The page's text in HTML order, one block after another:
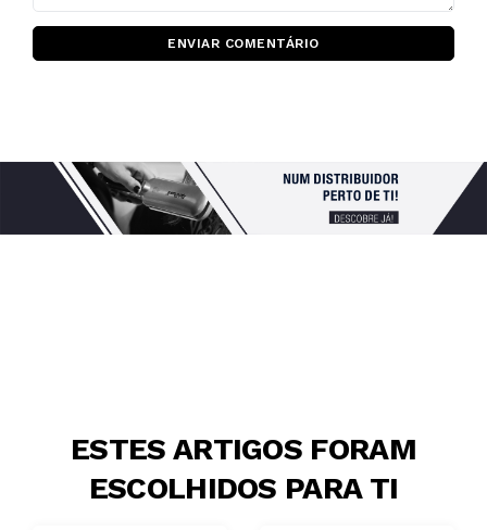
ENVIAR COMENTÁRIO
ESTES ARTIGOS FORAM
ESCOLHIDOS PARA TI